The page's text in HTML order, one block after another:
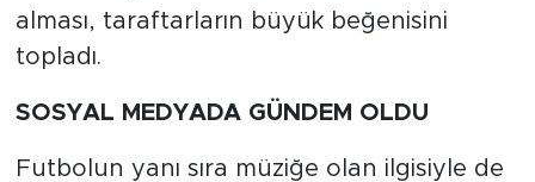
alması, taraftarların büyük beğenisini
topladı.
SOSYAL MEDYADA GÜNDEM OLDU
Futbolun yanı sıra müziğe olan ilgisiyle de